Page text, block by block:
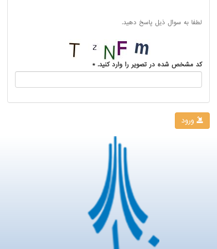
لطفا به سوال ذیل پاسخ دهید.
کد مشخص شده در تصویر را وارد کنید.*